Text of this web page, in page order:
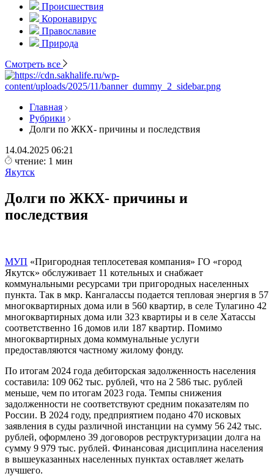
Происшествия
Коронавирус
Православие
Природа
Смотреть все
Главная
Рубрики
Долги по ЖКХ- причины и последствия
14.04.2025 06:21
чтение: 1 мин
Якутск
Долги по ЖКХ- причины и
последствия
МУП «Пригородная теплосетевая компания» ГО «город
Якутск» обслуживает 11 котельных и снабжает
коммунальными ресурсами три пригородных населенных
пункта. Так в мкр. Кангалассы подается тепловая энергия в 57
многоквартирных дома или в 560 квартир, в селе Тулагино 42
многоквартирных дома или 323 квартиры и в селе Хатассы
соответственно 16 домов или 187 квартир. Помимо
многоквартирных дома коммунальные услуги
предоставляются частному жилому фонду.
По итогам 2024 года дебиторская задолженность населения
составила: 109 062 тыс. рублей, что на 2 586 тыс. рублей
меньше, чем по итогам 2023 года. Темпы снижения
задолженности не соответствуют средним показателям по
России. В 2024 году, предприятием подано 470 исковых
заявления в суды различной инстанции на сумму 56 242 тыс.
рублей, оформлено 39 договоров реструктуризации долга на
сумму 9 979 тыс. рублей. Финансовая дисциплина населения
в вышеуказанных населенных пунктах оставляет желать
лучшего.